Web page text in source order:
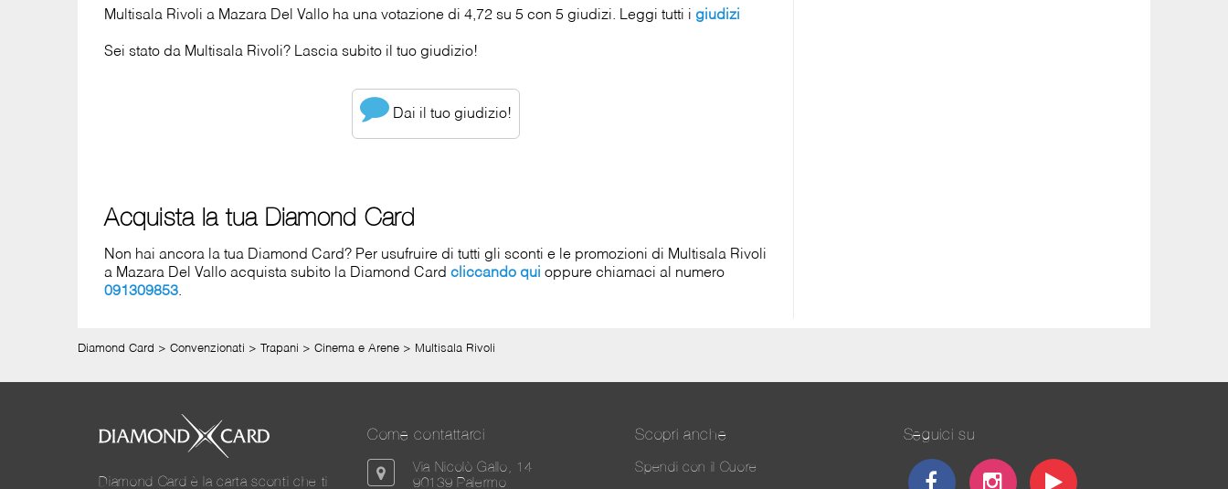
Multisala Rivoli a Mazara Del Vallo ha una votazione di 4,72 su 5 con 5 giudizi. Leggi tutti i giudizi
Sei stato da Multisala Rivoli? Lascia subito il tuo giudizio!
Dai il tuo giudizio!
Acquista la tua Diamond Card
Non hai ancora la tua Diamond Card? Per usufruire di tutti gli sconti e le promozioni di Multisala Rivoli
a Mazara Del Vallo acquista subito la Diamond Cardcliccando qui oppure chiamaci al numero
091309853.
Diamond Card > Convenzionati > Trapani > Cinema e Arene > Multisala Rivoli
Diamond Card è la carta sconti che ti
Come contattarci
Via Nicolò Gallo, 14
90139 Palermo
Scopri anche
Spendi con il Cuore
Seguici su